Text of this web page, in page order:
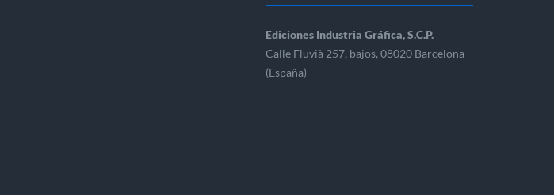
Ediciones Industria Gráfica, S.C.P.
Calle Fluvià 257, bajos, 08020 Barcelona
(España)